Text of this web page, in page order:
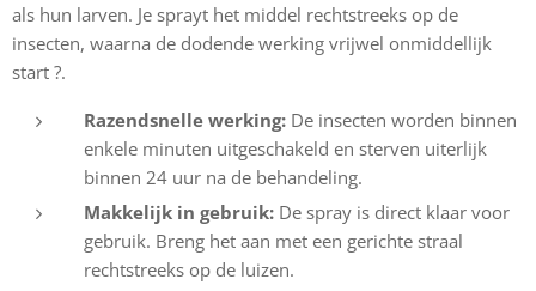
als hun larven. Je sprayt het middel rechtstreeks op de
insecten, waarna de dodende werking vrijwel onmiddellijk
start ?.
Razendsnelle werking: De insecten worden binnen
enkele minuten uitgeschakeld en sterven uiterlijk
binnen 24 uur na de behandeling.
Makkelijk in gebruik: De spray is direct klaar voor
gebruik. Breng het aan met een gerichte straal
rechtstreeks op de luizen.